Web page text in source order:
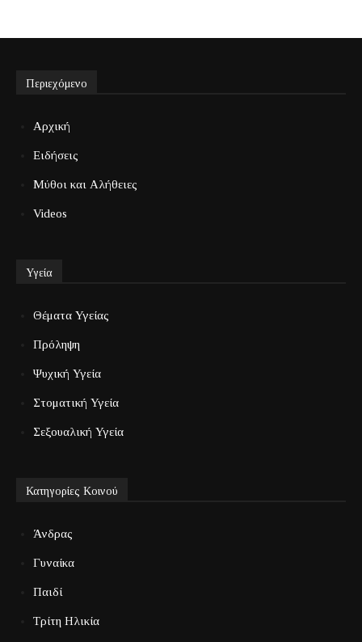
Περιεχόμενο
Αρχική
Ειδήσεις
Μύθοι και Αλήθειες
Videos
Υγεία
Θέματα Υγείας
Πρόληψη
Ψυχική Υγεία
Στοματική Υγεία
Σεξουαλική Υγεία
Κατηγορίες Κοινού
Άνδρας
Γυναίκα
Παιδί
Τρίτη Ηλικία